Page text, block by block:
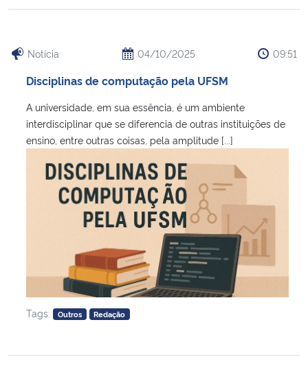
Notícia 04/10/2025 09:51
Disciplinas de computação pela UFSM
A universidade, em sua essência, é um ambiente
interdisciplinar que se diferencia de outras instituições de
ensino, entre outras coisas, pela amplitude [...]
Tags: Outros Redação